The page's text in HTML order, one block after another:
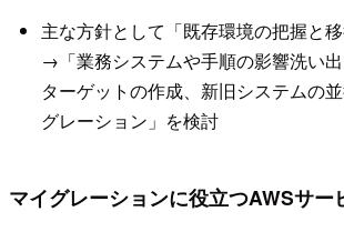
主な方針として「既存環境の把握と移
→「業務システムや手順の影響洗い
ターゲットの作成、新旧システムの
グレーション」を検討
マイグレーションに役立つAWSサー